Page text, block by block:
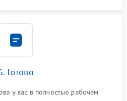
Готово
у вас в полностью рабочем